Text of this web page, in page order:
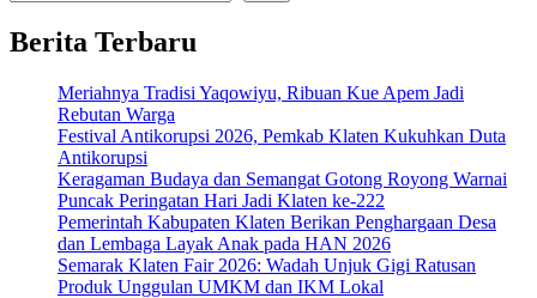
Berita Terbaru
Meriahnya Tradisi Yaqowiyu, Ribuan Kue Apem Jadi
Rebutan Warga
Festival Antikorupsi 2026, Pemkab Klaten Kukuhkan Duta
Antikorupsi
Keragaman Budaya dan Semangat Gotong Royong Warnai
Puncak Peringatan Hari Jadi Klaten ke-222
Pemerintah Kabupaten Klaten Berikan Penghargaan Desa
dan Lembaga Layak Anak pada HAN 2026
Semarak Klaten Fair 2026: Wadah Unjuk Gigi Ratusan
Produk Unggulan UMKM dan IKM Lokal